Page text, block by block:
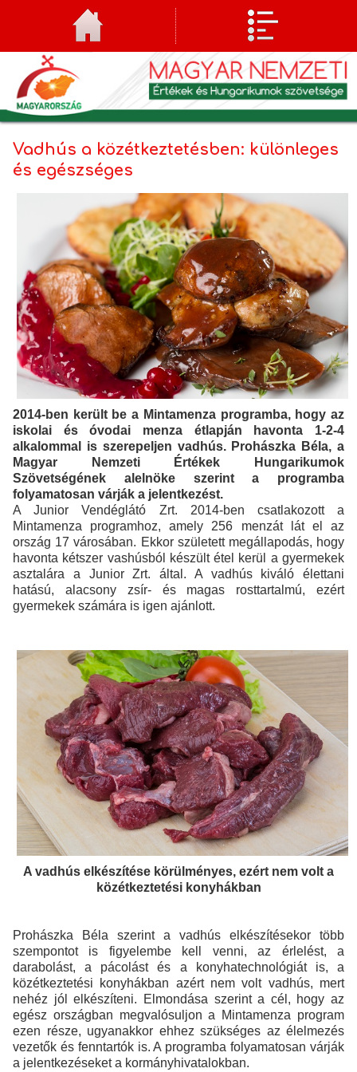
Vadhús a közétkeztetésben: különleges
és egészséges
2014-ben került be a Mintamenza programba, hogy az
iskolai és óvodai menza étlapján havonta 1-2-4
alkalommal is szerepeljen vadhús. Prohászka Béla, a
Magyar Nemzeti Értékek Hungarikumok
Szövetségének alelnöke szerint a programba
folyamatosan várják a jelentkezést.
A Junior Vendéglátó Zrt. 2014-ben csatlakozott a
Mintamenza programhoz, amely 256 menzát lát el az
ország 17 városában. Ekkor született megállapodás, hogy
havonta kétszer vashúsból készült étel kerül a gyermekek
asztalára a Junior Zrt. által. A vadhús kiváló élettani
hatású, alacsony zsír- és magas rosttartalmú, ezért
gyermekek számára is igen ajánlott.
A vadhús elkészítése körülményes, ezért nem volt a
közétkeztetési konyhákban
Prohászka Béla szerint a vadhús elkészítésekor több
szempontot is figyelembe kell venni, az érlelést, a
darabolást, a pácolást és a konyhatechnológiát is, a
közétkeztetési konyhákban azért nem volt vadhús, mert
nehéz jól elkészíteni. Elmondása szerint a cél, hogy az
egész országban megvalósuljon a Mintamenza program
ezen része, ugyanakkor ehhez szükséges az élelmezés
vezetők és fenntartók is. A programba folyamatosan várják
a jelentkezéseket a kormányhivatalokban.